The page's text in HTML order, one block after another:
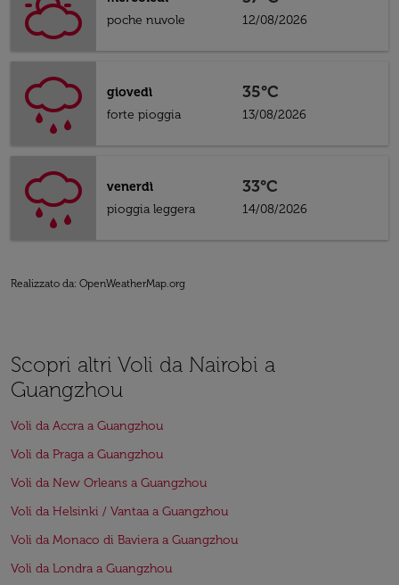
poche nuvole
12/08/2026
giovedì
forte pioggia
35°C
13/08/2026
venerdì
pioggia leggera
33°C
14/08/2026
Realizzato da: OpenWeatherMap.org
Scopri altri Voli da Nairobi a
Guangzhou
Voli da Accra a Guangzhou
Voli da Praga a Guangzhou
Voli da New Orleans a Guangzhou
Voli da Helsinki / Vantaa a Guangzhou
Voli da Monaco di Baviera a Guangzhou
Voli da Londra a Guangzhou